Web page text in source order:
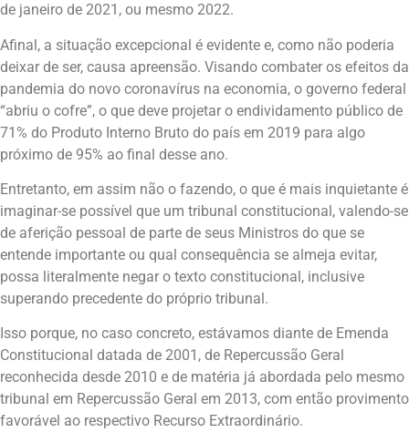
de janeiro de 2021, ou mesmo 2022.
Afinal, a situação excepcional é evidente e, como não poderia
deixar de ser, causa apreensão. Visando combater os efeitos da
pandemia do novo coronavírus na economia, o governo federal
“abriu o cofre”, o que deve projetar o endividamento público de
71% do Produto Interno Bruto do país em 2019 para algo
próximo de 95% ao final desse ano.
Entretanto, em assim não o fazendo, o que é mais inquietante é
imaginar-se possível que um tribunal constitucional, valendo-se
de aferição pessoal de parte de seus Ministros do que se
entende importante ou qual consequência se almeja evitar,
possa literalmente negar o texto constitucional, inclusive
superando precedente do próprio tribunal.
Isso porque, no caso concreto, estávamos diante de Emenda
Constitucional datada de 2001, de Repercussão Geral
reconhecida desde 2010 e de matéria já abordada pelo mesmo
tribunal em Repercussão Geral em 2013, com então provimento
favorável ao respectivo Recurso Extraordinário.